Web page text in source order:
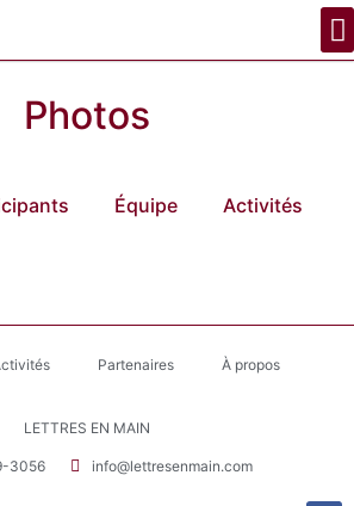
Photos
Équipe Activités
Partenaires À propos
LETTRES EN MAIN
3056 info@lettresenmain.com